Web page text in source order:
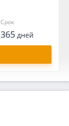
Срок
365дней